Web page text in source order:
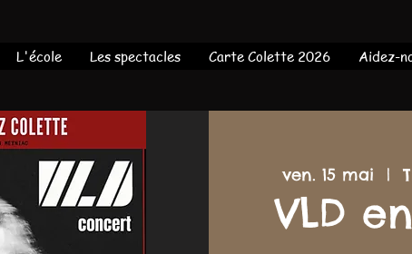
L'école Les spectacles Carte Colette 2026 Aidez-
ven. 15 mai
  |
VLD